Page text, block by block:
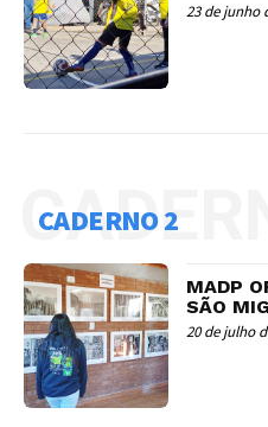
23 de junho
CADERNO 2
MADP
SÃO
20 de julho